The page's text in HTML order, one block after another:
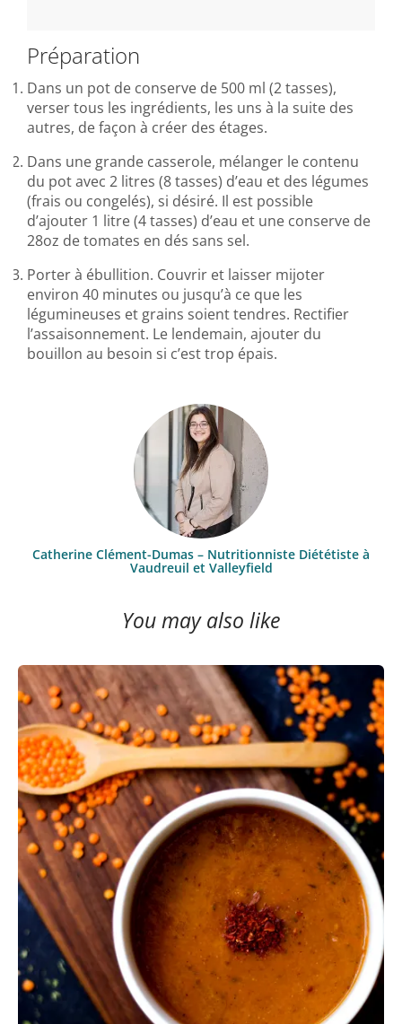
Préparation
Dans un pot de conserve de 500 ml (2 tasses),
verser tous les ingrédients, les uns à la suite des
autres, de façon à créer des étages.
Dans une grande casserole, mélanger le contenu
du pot avec 2 litres (8 tasses) d’eau et des légumes
(frais ou congelés), si désiré. Il est possible
d’ajouter 1 litre (4 tasses) d’eau et une conserve de
28oz de tomates en dés sans sel.
Porter à ébullition. Couvrir et laisser mijoter
environ 40 minutes ou jusqu’à ce que les
légumineuses et grains soient tendres. Rectifier
l’assaisonnement. Le lendemain, ajouter du
bouillon au besoin si c’est trop épais.
Catherine Clément-Dumas – Nutritionniste Diététiste à
Vaudreuil et Valleyfield
You may also like